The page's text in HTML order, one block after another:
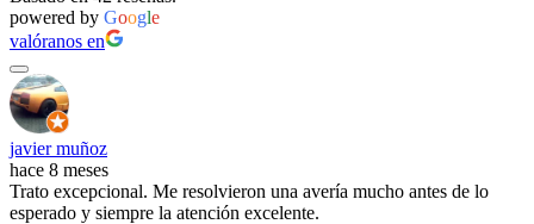
powered by Google
valóranos en
javier muñoz
hace 8 meses
Trato excepcional. Me resolvieron una avería mucho antes de lo
esperado y siempre la atención excelente.